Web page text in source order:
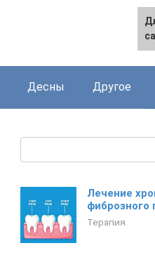
Десны Другое
Лечение
фиброзного
Терапия